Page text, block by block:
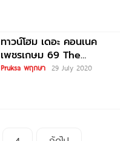
ทาวน์โฮม เดอะ คอนเนค
เพชรเกษม 69 The
Connect Phetkasem 69
Pruksa พฤกษา 29 July 2020